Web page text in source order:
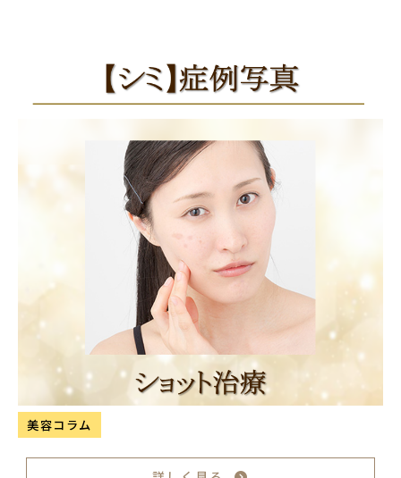
美容コラム